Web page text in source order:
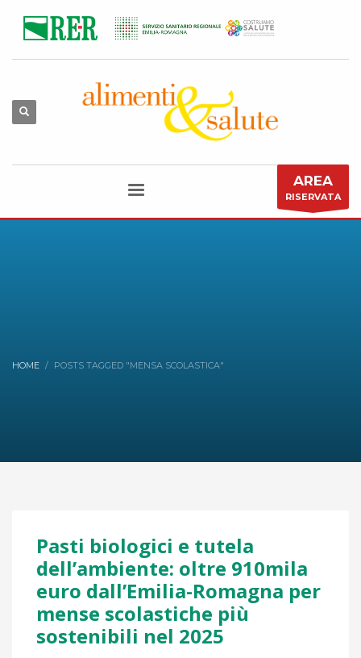
AREA
RISERVATA
HOME POSTS TAGGED "MENSA SCOLASTICA"
Pasti biologici e tutela
dell’ambiente: oltre 910mila
euro dall’Emilia-Romagna per
mense scolastiche più
sostenibili nel 2025